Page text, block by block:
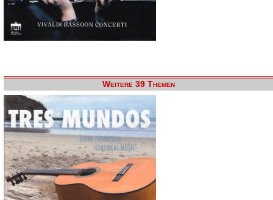
Weitere 39 Themen